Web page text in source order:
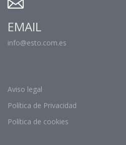
EMAIL
info@esto.com.es
Aviso legal
Política de Privacidad
Política de cookies